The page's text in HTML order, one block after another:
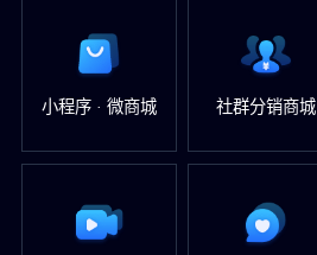
小程序 · 微商城 社群分销商城